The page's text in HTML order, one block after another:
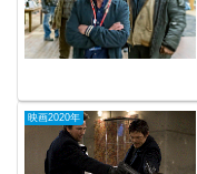
映画2020年